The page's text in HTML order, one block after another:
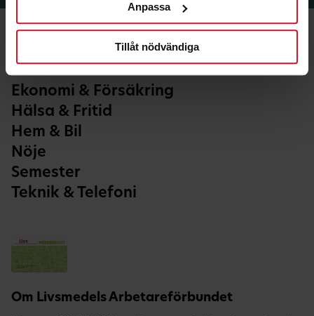
Anpassa
Tillåt nödvändiga
Ekonomi & Försäkring
Hälsa & Fritid
Hem & Bil
Nöje
Semester
Teknik & Telefoni
Om Livsmedels Arbetareförbundet